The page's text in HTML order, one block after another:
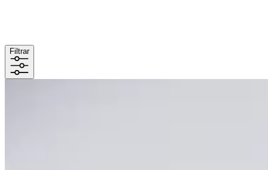
Filtrar